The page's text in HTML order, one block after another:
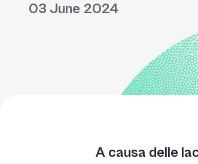
03 June 2024
A causa delle